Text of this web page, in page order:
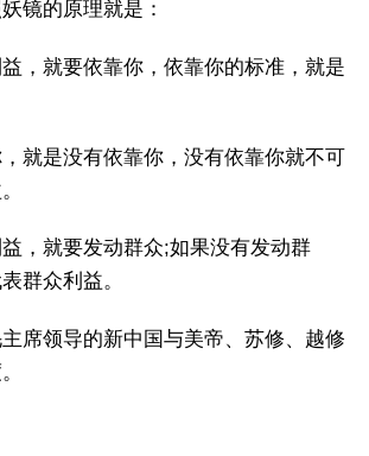
镜的原理就是：
，就要依靠你，依靠你的标准，就是
就是没有依靠你，没有依靠你就不可
，就要发动群众;如果没有发动群
群众利益。
席领导的新中国与美帝、苏修、越修